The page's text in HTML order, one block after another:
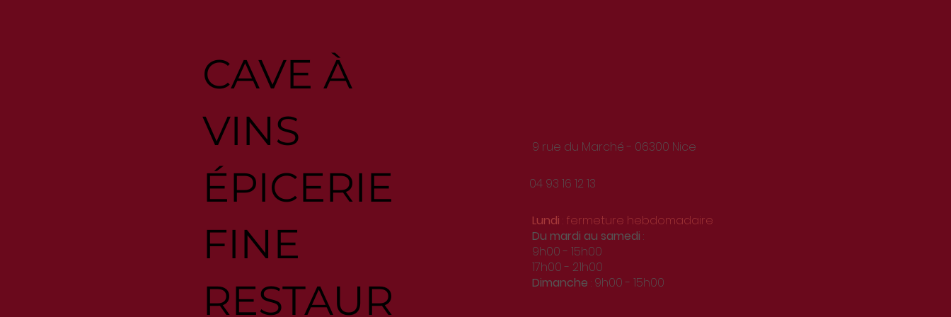
CAVE À
VINS
ÉPICERIE
FINE
RESTAUR
9 rue du Marché - 06300 Nice
04 93 16 12 13
Lundi : fermeture hebdomadaire
Du mardi au samedi :
9h00 - 15h00
17h00 - 21h00
Dimanche : 9h00 - 15h00